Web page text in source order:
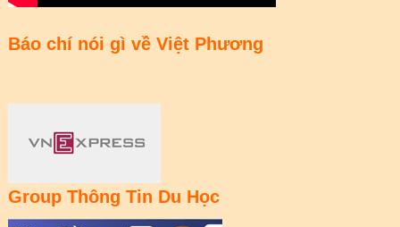
Báo chí nói gì về Việt Phương
Group Thông Tin Du Học